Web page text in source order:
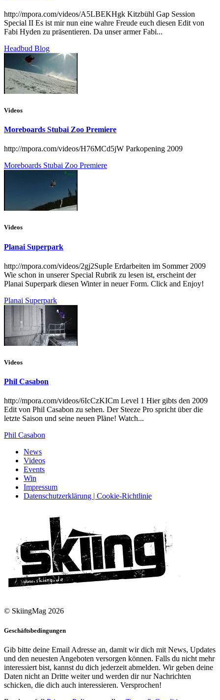
http://mpora.com/videos/A5LBEKHgk Kitzbühl Gap Session
Special II Es ist mir nun eine wahre Freude euch diesen Edit von
Fabi Hyden zu präsentieren. Da unser armer Fabi...
Headbud Blog
Videos
Moreboards Stubai Zoo Premiere
http://mpora.com/videos/H76MCd5jW Parkopening 2009
Moreboards Stubai Zoo Premiere
Videos
Planai Superpark
http://mpora.com/videos/2gj2SupIe Erdarbeiten im Sommer 2009
Wie schon in unserer Special Rubrik zu lesen ist, erscheint der
Planai Superpark diesen Winter in neuer Form. Click and Enjoy!
Planai Superpark
Videos
Phil Casabon
http://mpora.com/videos/6IcCzKICm Level 1 Hier gibts den 2009
Edit von Phil Casabon zu sehen. Der Steeze Pro spricht über die
letzte Saison und seine neuen Pläne! Watch...
Phil Casabon
News
Videos
Events
Win
Impressum
Datenschutzerklärung | Cookie-Richtlinie
© SkiingMag 2026
Geschäftsbedingungen
Gib bitte deine Email Adresse an, damit wir dich mit News, Updates
und den neuesten Angeboten versorgen können. Falls du nicht mehr
interessiert bist, kannst du dich jederzeit abmelden. Wir geben deine
Daten nicht an Dritte weiter und werden dir nur Nachrichten
schicken, die dich auch interessieren. Versprochen!